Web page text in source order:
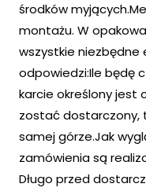
środków
montażu. W
wszystkie niezbędne
odpowiedzi:Ile będę
karcie określony jest
zostać dostarczony,
samej górze.Jak
zamówienia są
Długo przed